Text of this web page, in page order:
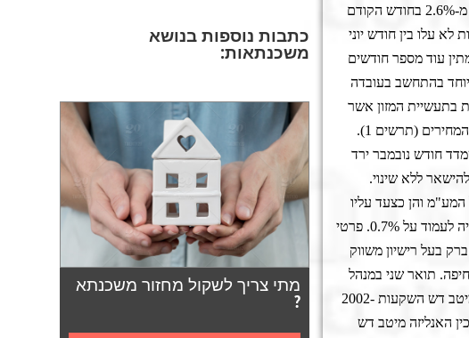
כתבות נוספות בנושא
משכנתאות:
מתי צריך לשקול מחזור משכנתא
?
הירקות החל מחודש נובמבר. קצב ההתייקרות בסעיף הדיור ירד די במפתיע מ-2.6% בחודש הקודם
מחירי הדירות בבעלות לא עלו בין חודש יוני
עוד מספר חודשים
בהתחשב בעובדה
בתעשיית המזון אשר
בדרך כלל משמשים כאינדיקאטורים מוקדמים לשינויים בסעיף המזון במדד המחירים (תרשים 1).
חודש נובמבר ירד
להישאר ללא שינוי.
המע"מ והן כצעד עליו
הודיע שר התחבורה בחודש אוגוסט. האינפלציה ב-12 החודשים הבאים צפויה לעמוד על 0.7%. פרטי
זבז'ינסקי, ת.ז 304456437. מרחוב ששת הימים 30, בני ברק בעל רישיון משווק
חיפה. תואר שני במנהל
ואילך: כלכלן ראשי- מיטב דש השקעות 2002-
האנליזה מיטב דש